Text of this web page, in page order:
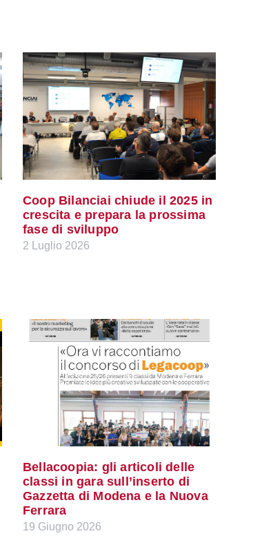
Coop Bilanciai chiude il 2025 in
crescita e prepara la prossima
fase di sviluppo
2 Luglio 2026
Bellacoopia: gli articoli delle
classi in gara sull’inserto di
Gazzetta di Modena e la Nuova
Ferrara
19 Giugno 2026